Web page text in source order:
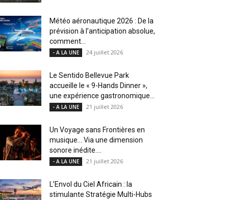
Météo aéronautique 2026 : De la
prévision à l’anticipation absolue,
comment...
- A LA UNE 24 juillet 2026
Le Sentido Bellevue Park
accueille le « 9-Hands Dinner »,
une expérience gastronomique...
- A LA UNE 21 juillet 2026
Un Voyage sans Frontières en
musique… Via une dimension
sonore inédite....
- A LA UNE 21 juillet 2026
L’Envol du Ciel Africain : la
stimulante Stratégie Multi-Hubs